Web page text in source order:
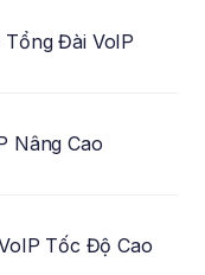
Tổng Đài VoIP
Nâng Cao
Tốc Độ Cao